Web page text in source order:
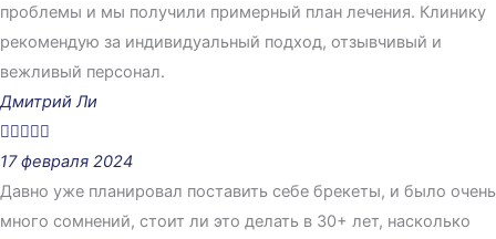
проблемы и мы получили примерный план лечения. Клинику
рекомендую за индивидуальный подход, отзывчивый и
вежливый персонал.
Дмитрий Ли

17 февраля 2024
Давно уже планировал поставить себе брекеты, и было очень
много сомнений, стоит ли это делать в 30+ лет, насколько